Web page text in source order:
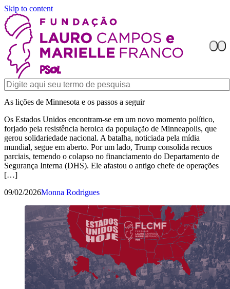
Skip to content
As lições de Minnesota e os passos a seguir
Os Estados Unidos encontram-se em um novo momento político,
forjado pela resistência heroica da população de Minneapolis, que
gerou solidariedade nacional. A batalha, noticiada pela mídia
mundial, segue em aberto. Por um lado, Trump consolida recuos
parciais, temendo o colapso no financiamento do Departamento de
Segurança Interna (DHS). Ele afastou o antigo chefe de operações
[…]
09/02/2026Monna Rodrigues